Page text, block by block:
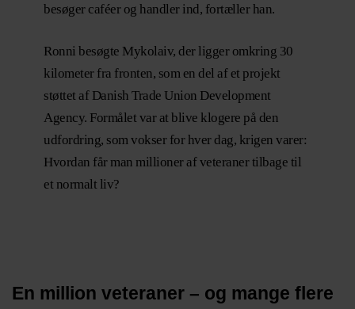
besøger caféer og handler ind, fortæller han.
Ronni besøgte Mykolaiv, der ligger omkring 30
kilometer fra fronten, som en del af et projekt
støttet af Danish Trade Union Development
Agency. Formålet var at blive klogere på den
udfordring, som vokser for hver dag, krigen varer:
Hvordan får man millioner af veteraner tilbage til
et normalt liv?
En million veteraner – og mange flere